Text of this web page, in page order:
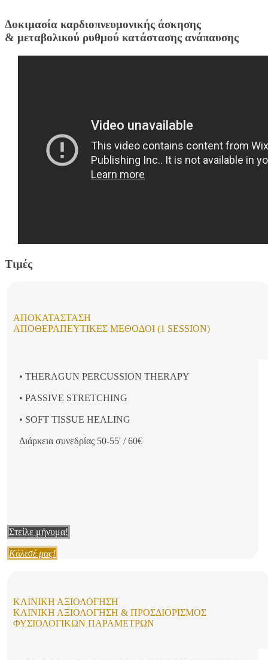
Δοκιμασία καρδιοπνευμονικής άσκησης
& μεταβολικού ρυθμού κατάστασης ανάπαυσης
Τιμές
ΑΠΟΚΑΤΆΣΤΑΣΗ
ΑΠΟΘΕΡΑΠΕΥΤΙΚΈΣ ΜΈΘΟΔΟΙ (1 SESSION)
• THERAGUN PERCUSSION THERAPY
• PASSIVE STRETCHING
• SOFT TISSUE HEALING
Διάρκεια συνεδρίας 50-55' / 60€
Στείλε μήνυμα!
Κάλεσέ μας!
ΚΛΙΝΙΚΉ ΑΞΙΟΛΌΓΗΣΗ
ΚΛΙΝΙΚΉ ΑΞΙΟΛΌΓΗΣΗ & ΠΡΟΣΔΙΟΡΙΣΜΌΣ
ΦΥΣΙΟΛΟΓΙΚΏΝ ΠΑΡΑΜΈΤΡΩΝ